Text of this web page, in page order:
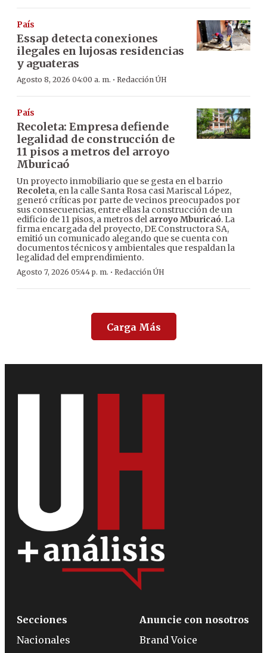
País
Essap detecta conexiones
ilegales en lujosas residencias
y aguateras
Agosto 8, 2026 04:00 a. m. · Redacción ÚH
País
Recoleta: Empresa defiende
legalidad de construcción de
11 pisos a metros del arroyo
Mburicaó
Un proyecto inmobiliario que se gesta en el barrio
Recoleta, en la calle Santa Rosa casi Mariscal López,
generó críticas por parte de vecinos preocupados por
sus consecuencias, entre ellas la construcción de un
edificio de 11 pisos, a metros del arroyo Mburicaó. La
firma encargada del proyecto, DE Constructora SA,
emitió un comunicado alegando que se cuenta con
documentos técnicos y ambientales que respaldan la
legalidad del emprendimiento.
Agosto 7, 2026 05:44 p. m. · Redacción ÚH
Carga Más
Secciones
Nacionales
Anuncie con nosotros
Brand Voice